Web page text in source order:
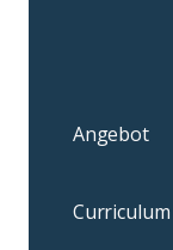
Angebot
Curriculum